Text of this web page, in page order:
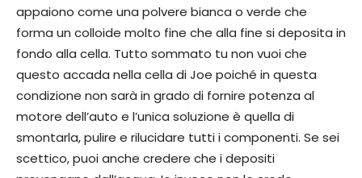
appaiono come una polvere bianca o verde che
forma un colloide molto fine che alla fine si deposita in
fondo alla cella. Tutto sommato tu non vuoi che
questo accada nella cella di Joe poiché in questa
condizione non sarà in grado di fornire potenza al
motore dell’auto e l’unica soluzione è quella di
smontarla, pulire e rilucidare tutti i componenti. Se sei
scettico, puoi anche credere che i depositi